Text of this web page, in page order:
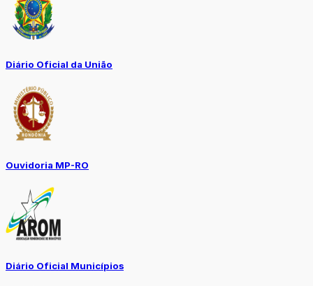
Diário Oficial da União
Ouvidoria MP-RO
Diário Oficial Municípios